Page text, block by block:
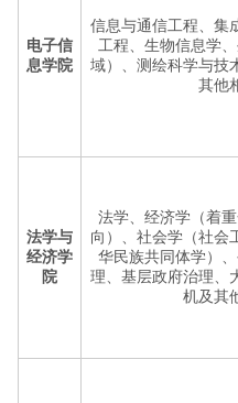
电子信
息学院
信息与通信工程、集
工程、生物信息学
域）、测绘科学与技
其他
法学与
经济学
院
法学、经济学（着
向）、社会学（社会
华民族共同体学）
理、基层政府治理、
机及其